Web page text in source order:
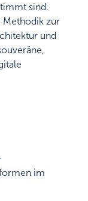
sind.
Methodik zur
und
im